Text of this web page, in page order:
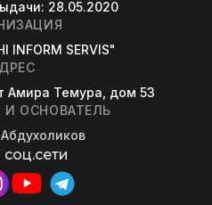
: 28.05.2020
INFORM SERVIS"
Амира Темура, дом 53
И ОСНОВАТЕЛЬ